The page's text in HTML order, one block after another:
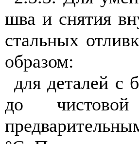
шва и снятия
стальных
образом:
для деталей с
до